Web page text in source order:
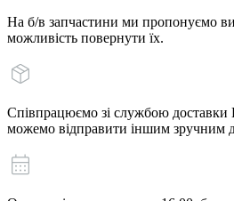
На б/в запчастини ми пропонуємо
можливість повернути їх.
Співпрацюємо зі службою
можемо відправити іншим зручним